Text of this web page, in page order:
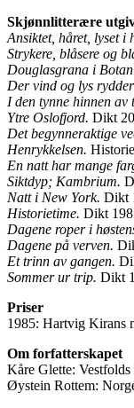
Skjønnlitterære
Ansiktet, håret, lyset i
Strykere, blåsere og
Douglasgrana i
Der vind og lys
I den tynne hinnen av
Ytre Oslofjord. Dikt
Det begynneraktige
Henrykkelsen.
En natt har mange
Siktdyp; Kambrium.
Natt i New York. Dikt
Historietime. Dikt
Dagene roper i
Dagene på verven.
Et trinn av gangen.
Sommer ur trip. Dikt
Priser
1985: Hartvig Kirans
Om forfatterskapet
Kåre Glette:
Øystein Rottem: